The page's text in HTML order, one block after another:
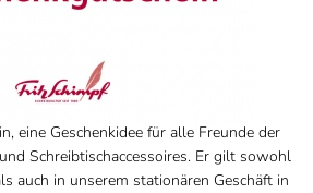
eine Geschenkidee für alle Freunde der
Schreibtischaccessoires. Er gilt sowohl
auch in unserem stationären Geschäft in